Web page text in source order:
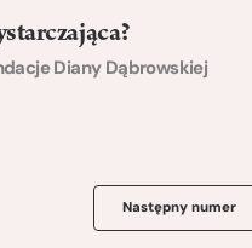
Diany Dąbrowskiej
Następny numer